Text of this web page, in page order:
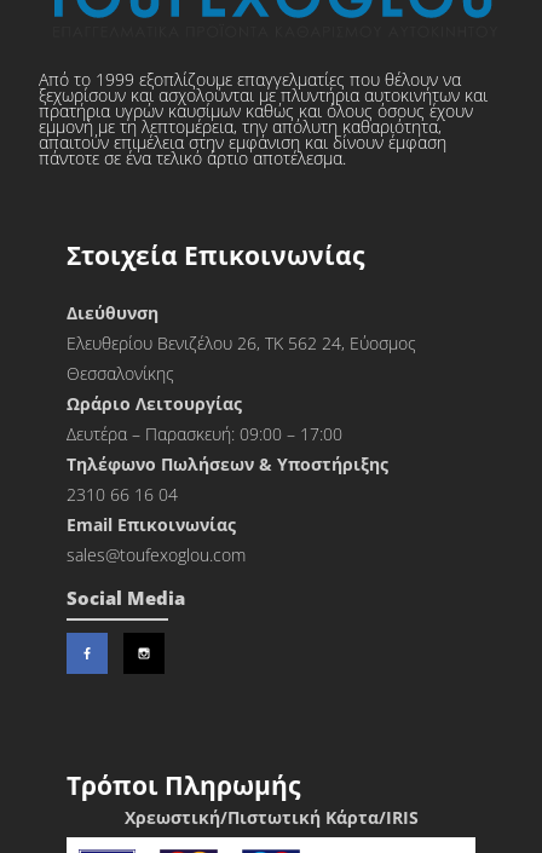
Από το 1999 εξοπλίζουμε επαγγελματίες που θέλουν να
ξεχωρίσουν και ασχολούνται με πλυντήρια αυτοκινήτων και
πρατήρια υγρών καυσίμων καθώς και όλους όσους έχουν
εμμονή με τη λεπτομέρεια, την απόλυτη καθαριότητα,
απαιτούν επιμέλεια στην εμφάνιση και δίνουν έμφαση
πάντοτε σε ένα τελικό άρτιο αποτέλεσμα.
Στοιχεία Επικοινωνίας
Διεύθυνση
Ελευθερίου Βενιζέλου 26, ΤΚ 562 24, Εύοσμος
Θεσσαλονίκης
Ωράριο Λειτουργίας
Δευτέρα – Παρασκευή: 09:00 – 17:00
Τηλέφωνο Πωλήσεων & Υποστήριξης
2310 66 16 04
Εmail Επικοινωνίας
sales@toufexoglou.com
Social Media
Τρόποι Πληρωμής
Χρεωστική/Πιστωτική Κάρτα/IRIS